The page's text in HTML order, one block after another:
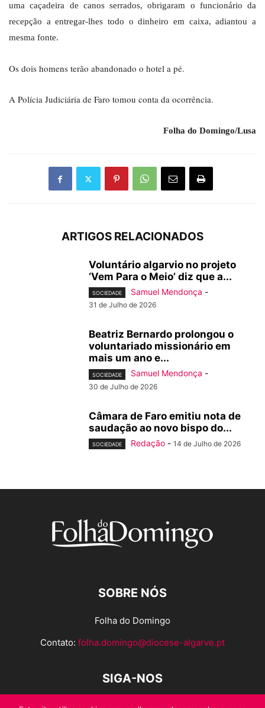
uma caçadeira de canos serrados, obrigaram o funcionário da
recepção a entregar-lhes todo o dinheiro em caixa, adiantou a
mesma fonte.
Os dois homens terão abandonado o hotel a pé.
A Polícia Judiciária de Faro tomou conta da ocorrência.
Folha do Domingo/Lusa
ARTIGOS RELACIONADOS
Voluntário algarvio no projeto
‘Vem Para o Meio’ diz que a...
SOCIEDADE Samuel Mendonça -
31 de Julho de 2026
Beatriz Bernardo prolongou o
voluntariado missionário em
mais um ano e...
SOCIEDADE Samuel Mendonça -
30 de Julho de 2026
Câmara de Faro emitiu nota de
saudação ao novo bispo do...
SOCIEDADE Redação - 14 de Julho de 2026
SOBRE NÓS
Folha do Domingo
Contato: folha.domingo@diocese-algarve.pt
SIGA-NOS